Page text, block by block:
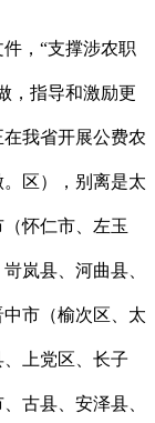
，“支撑涉农职
，指导和激励更
我省开展公费农
区），别离是太
怀仁市、左玉
岚县、河曲县、
市（榆次区、太
上党区、长子
古县、安泽县、